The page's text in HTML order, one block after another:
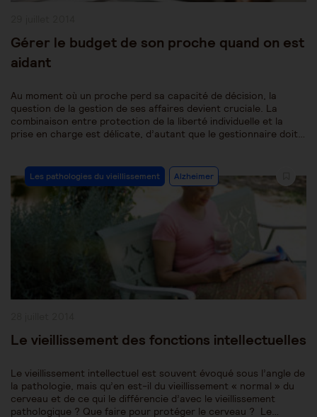
Gérer le budget de son proche quand on est
aidant
Au moment où un proche perd sa capacité de décision, la
question de la gestion de ses affaires devient cruciale. La
combinaison entre protection de la liberté individuelle et la
prise en charge est délicate, d’autant que le gestionnaire doit…
Post
Category:
Les pathologies du vieillissement Alzheimer
Le vieillissement des fonctions intellectuelles
Le vieillissement intellectuel est souvent évoqué sous l’angle de
la pathologie, mais qu’en est-il du vieillissement « normal » du
cerveau et de ce qui le différencie d’avec le vieillissement
pathologique ? Que faire pour protéger le cerveau ? Le…